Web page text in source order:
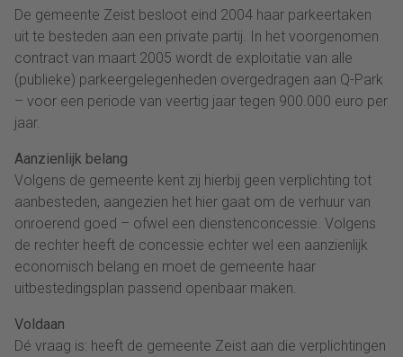
De gemeente Zeist besloot eind 2004 haar parkeertaken
uit te besteden aan een private partij. In het voorgenomen
contract van maart 2005 wordt de exploitatie van alle
(publieke) parkeergelegenheden overgedragen aan Q-Park
– voor een periode van veertig jaar tegen 900.000 euro per
jaar.
Aanzienlijk belang
Volgens de gemeente kent zij hierbij geen verplichting tot
aanbesteden, aangezien het hier gaat om de verhuur van
onroerend goed – ofwel een dienstenconcessie. Volgens
de rechter heeft de concessie echter wel een aanzienlijk
economisch belang en moet de gemeente haar
uitbestedingsplan passend openbaar maken.
Voldaan
Dé vraag is: heeft de gemeente Zeist aan die verplichtingen